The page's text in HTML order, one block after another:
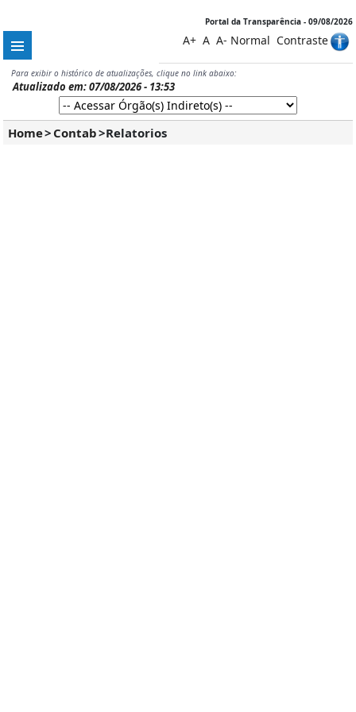
Portal da Transparência - 09/08/2026
A+ A A- Normal Contraste
Para exibir o histórico de atualizações, clique no link abaixo:
Atualizado em: 07/08/2026 - 13:53
Home> Contab>Relatorios
RREO